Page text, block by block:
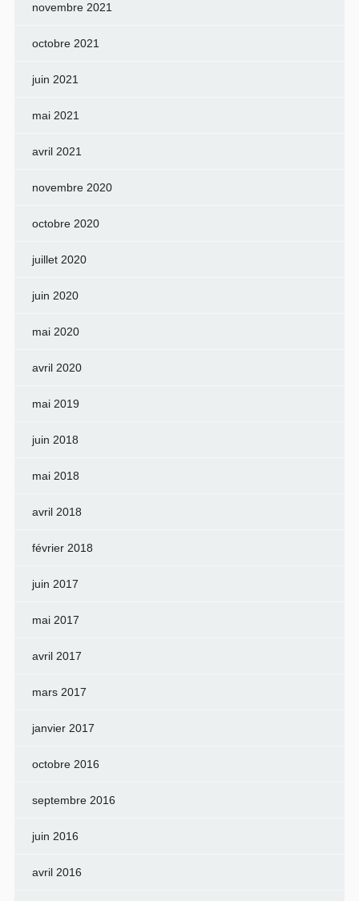
novembre 2021
octobre 2021
juin 2021
mai 2021
avril 2021
novembre 2020
octobre 2020
juillet 2020
juin 2020
mai 2020
avril 2020
mai 2019
juin 2018
mai 2018
avril 2018
février 2018
juin 2017
mai 2017
avril 2017
mars 2017
janvier 2017
octobre 2016
septembre 2016
juin 2016
avril 2016